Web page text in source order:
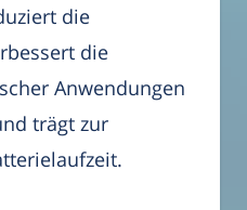
die
die
Anwendungen
trägt zur